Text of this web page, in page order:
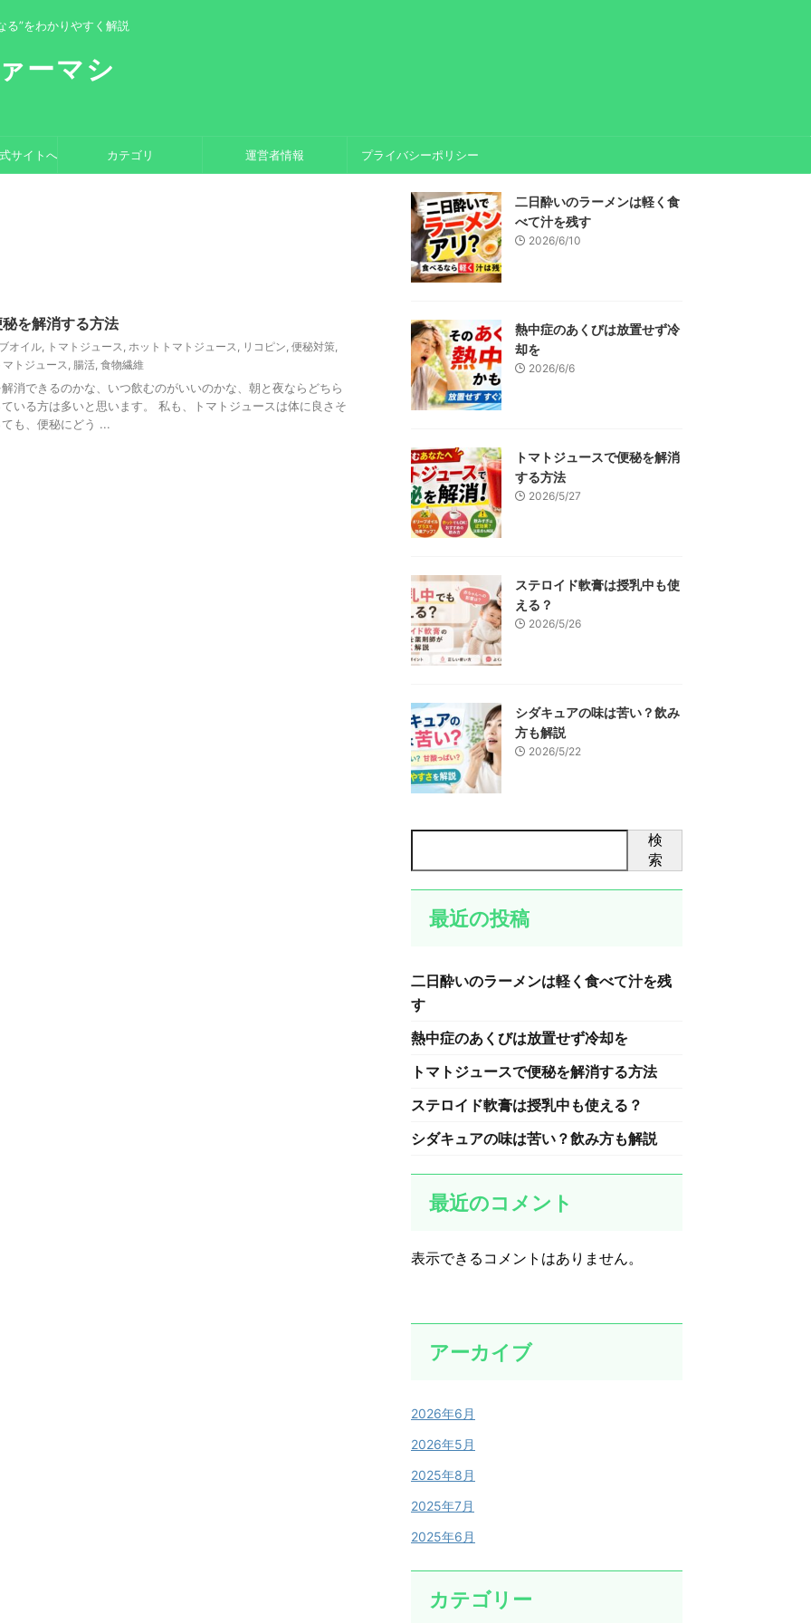
る”をわかりやすく解説
ーマシ
サイトへ カテゴリ 運営者情報 プライバシーポリシー
を解消する方法
オイル, トマトジュース, ホットトマトジュース, リコピン, 便秘対策,
トジュース, 腸活, 食物繊維
消できるのかな、いつ飲むのがいいのかな、朝と夜ならどちら
いる方は多いと思います。 私も、トマトジュースは体に良さそ
も、便秘にどう ...
二日酔いのラーメンは軽く食
べて汁を残す
2026/6/10
熱中症のあくびは放置せず冷
却を
2026/6/6
トマトジュースで便秘を解消
する方法
2026/5/27
ステロイド軟膏は授乳中も使
える？
2026/5/26
シダキュアの味は苦い？飲み
方も解説
2026/5/22
検
索
最近の投稿
二日酔いのラーメンは軽く食べて汁を残
す
熱中症のあくびは放置せず冷却を
トマトジュースで便秘を解消する方法
ステロイド軟膏は授乳中も使える？
シダキュアの味は苦い？飲み方も解説
最近のコメント
表示できるコメントはありません。
アーカイブ
2026年6月
2026年5月
2025年8月
2025年7月
2025年6月
カテゴリー